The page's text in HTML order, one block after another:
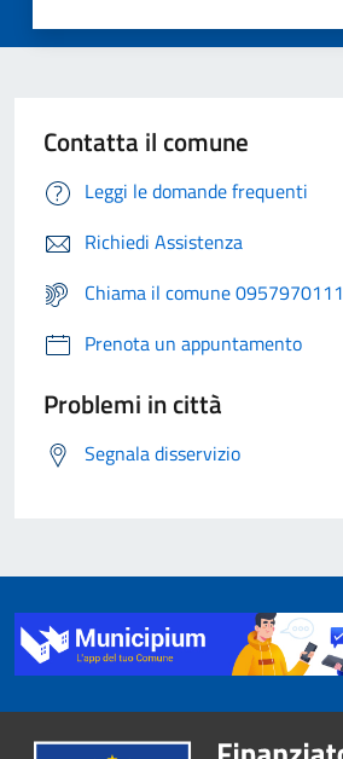
Contatta il comune
Leggi le domande frequenti
Richiedi Assistenza
Chiama il comune 0957970111
Prenota un appuntamento
Problemi in città
Segnala disservizio